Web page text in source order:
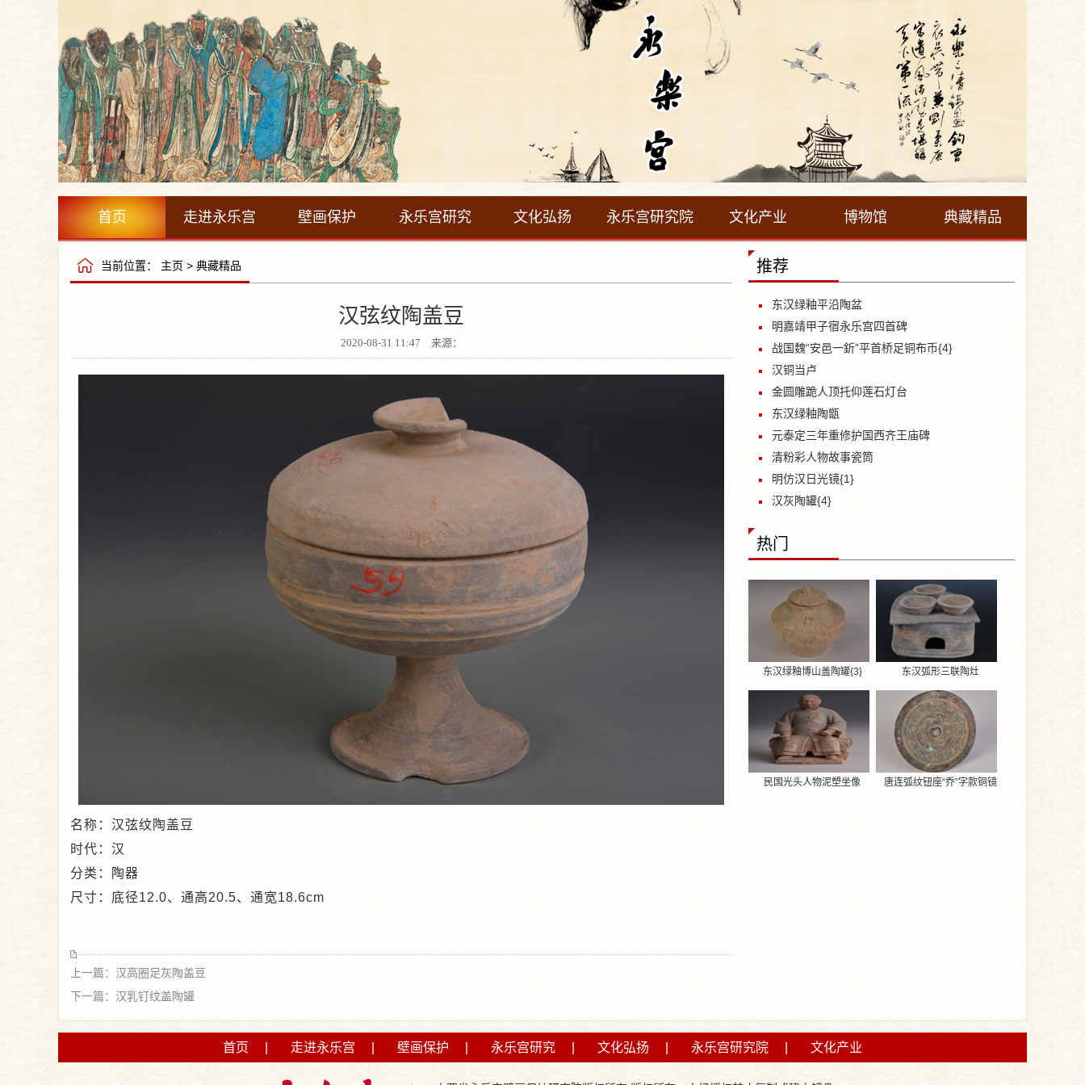
首页 走进永乐宫 壁画保护 永乐宫研究 文化弘扬 永乐宫研究院 文化产业 博物馆 典藏精品
当前位置： 主页 > 典藏精品
汉弦纹陶盖豆
2020-08-31 11:47 来源：
名称：汉弦纹陶盖豆
时代：汉
分类：陶器
尺寸：底径12.0、通高20.5、通宽18.6cm
上一篇：汉高圈足灰陶盖豆
下一篇：汉乳钉纹盖陶罐
推荐
东汉绿釉平沿陶盆
明嘉靖甲子宿永乐宫四首碑
战国魏“安邑一釿”平首桥足铜布币{4}
汉铜当卢
金圆雕跪人顶托仰莲石灯台
东汉绿釉陶甑
元泰定三年重修护国西齐王庙碑
清粉彩人物故事瓷筒
明仿汉日光镜{1}
汉灰陶罐{4}
热门
东汉绿釉博山盖陶罐{3} 东汉弧形三联陶灶
民国光头人物泥塑坐像 唐连弧纹钮座“乔”字款铜镜
首页 走进永乐宫 壁画保护 永乐宫研究 文化弘扬 永乐宫研究院 文化产业